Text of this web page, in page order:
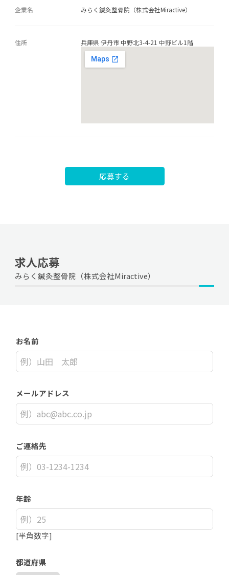
企業名 みらく鍼灸整骨院（株式会社Miractive）
住所 兵庫県 伊丹市 中野北3-4-21 中野ビル1階
応募する
求人応募
みらく鍼灸整骨院（株式会社Miractive）
お名前
メールアドレス
ご連絡先
年齢
[半角数字]
都道府県